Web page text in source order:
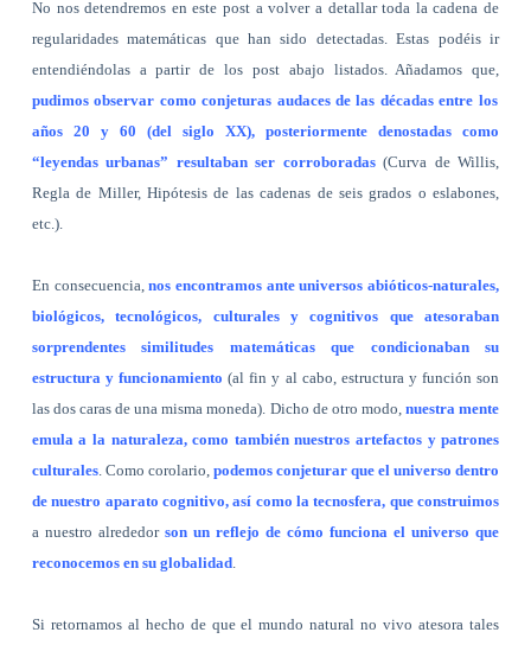
No nos detendremos en este post a volver a detallar toda la cadena de
regularidades matemáticas que han sido detectadas. Estas podéis ir
entendiéndolas a partir de los post abajo listados. Añadamos que,
pudimos observar como conjeturas audaces de las décadas entre los
años 20 y 60 (del siglo XX), posteriormente denostadas como
“leyendas urbanas” resultaban ser corroboradas(Curva de Willis,
Regla de Miller, Hipótesis de las cadenas de seis grados o eslabones,
etc.).
En consecuencia,nos encontramos ante universos abióticos-naturales,
biológicos, tecnológicos, culturales y cognitivos que atesoraban
sorprendentes similitudes matemáticas que condicionaban su
estructura y funcionamiento(al fin y al cabo, estructura y función son
las dos caras de una misma moneda). Dicho de otro modo,nuestra mente
emula a la naturaleza, como también nuestros artefactos y patrones
culturales. Como corolario, podemos conjeturar que el universo dentro
de nuestro aparato cognitivo, así como la tecnosfera, que construimos
a nuestro alrededorson un reflejo de cómo funciona el universo que
reconocemos en su globalidad.
Si retornamos al hecho de que el mundo natural no vivo atesora tales